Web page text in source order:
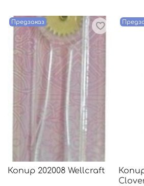
Предзаказ
Копир 202008 Wellcraft